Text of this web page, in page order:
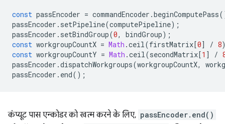
const passEncoder = commandEncoder .beginComputePass
passEncoder . setPipeline(computePipeline);
passEncoder . setBindGroup(0, bindGroup);
const workgroupCountX = Math .ceil(firstMatrix [0] / 8
const workgroupCountY = Math .ceil(secondMatrix [1 ] /
passEncoder .dispatchWorkgroups(workgroupCountX,
passEncoder . end();
कंप्यूट पास एन्कोडर को खत्म करने के लिए, passEncoder.end()